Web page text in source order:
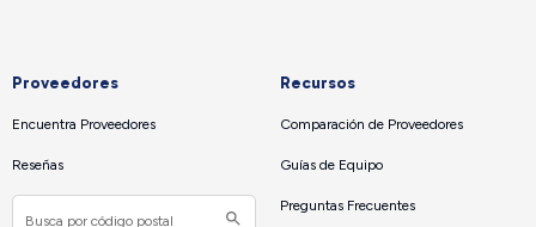
Proveedores
Encuentra Proveedores
Reseñas
Recursos
Comparación de Proveedores
Guías de Equipo
Preguntas Frecuentes